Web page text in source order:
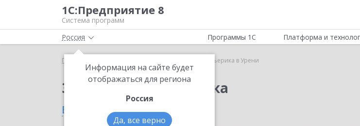
1С:Предприятие 8
Система программ
Россия
Информация на сайте будет
отображаться для региона
Россия
Да, все верно
Программы 1С Платформа и
Главная 1С-Курьерика в Урени
Заказать 1С-Курьерика
в Урени